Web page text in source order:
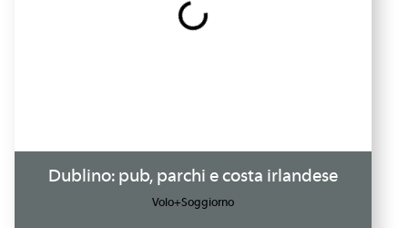
Dublino: pub, parchi e costa irlandese
Volo+Soggiorno